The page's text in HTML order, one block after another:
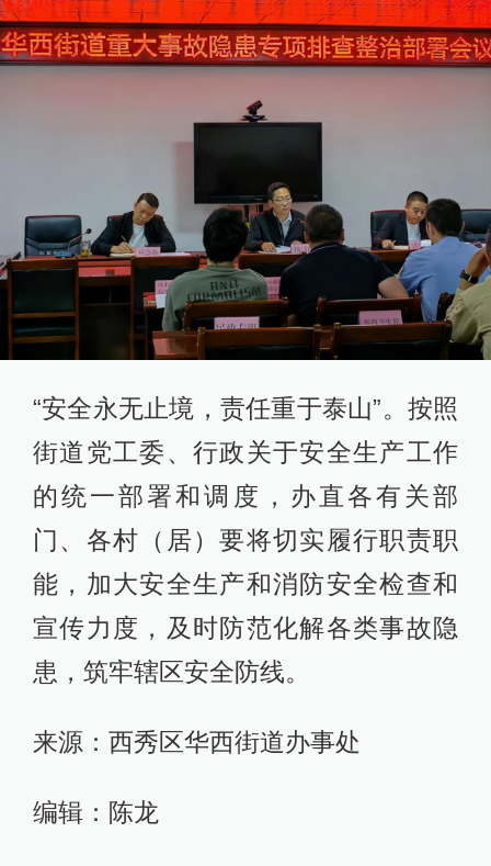
“安全永无止境，责任重于泰山”。按照
街道党工委、行政关于安全生产工作
的统一部署和调度，办直各有关部
门、各村（居）要将切实履行职责职
能，加大安全生产和消防安全检查和
宣传力度，及时防范化解各类事故隐
患，筑牢辖区安全防线。
来源：西秀区华西街道办事处
编辑：陈龙